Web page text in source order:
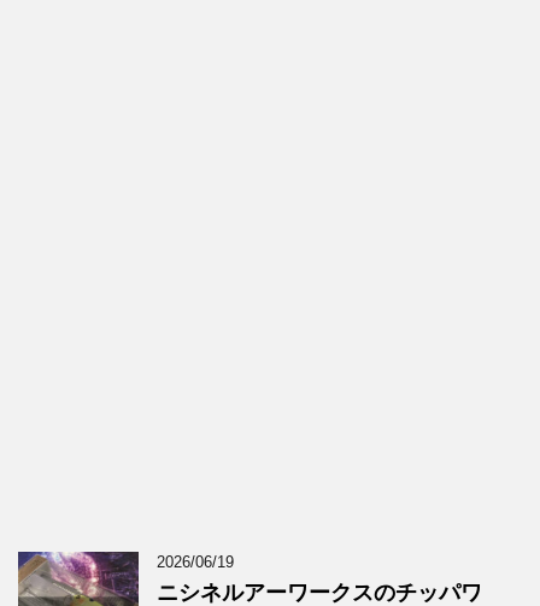
2026/06/19
ニシネルアーワークスのチッパワ